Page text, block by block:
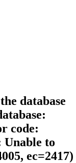
database
code:
to
ec=2417)